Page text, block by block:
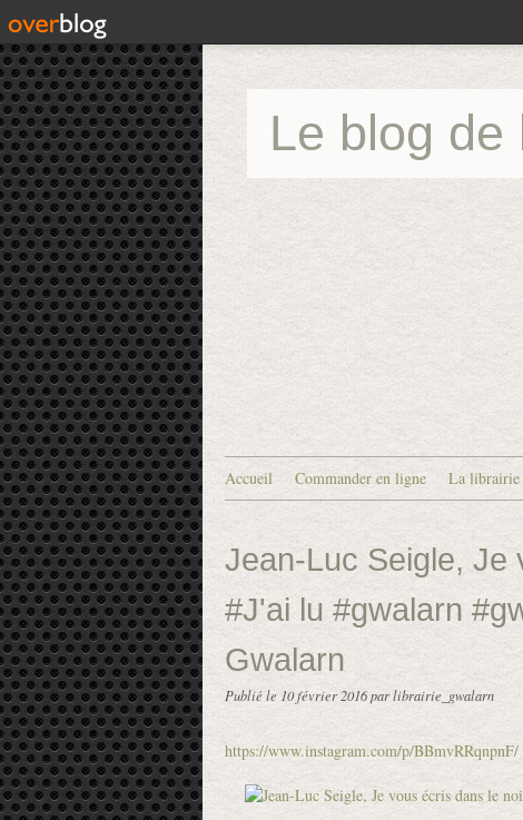
Le blog de
Accueil Commander en ligne La librairie
Jean-Luc Seigle, Je
#J'ai lu #gwalarn
Gwalarn
Publié le 10 février 2016par librairie_gwalarn
https://www.instagram.com/p/BBmvRRqnpnF/